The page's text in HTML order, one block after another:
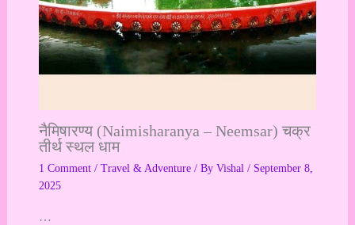
नैमिषारण्य (Naimisharanya – Neemsar) चक्र
तीर्थ स्थल धाम
1 Comment / Travel & Adventure/ By Vishal / September 8,
2025
…